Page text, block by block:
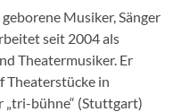
Musiker, Sänger
seit 2004 als
Theatermusiker. Er
Theaterstücke in
„tri-bühne“ (Stuttgart)